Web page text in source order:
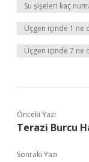
Su şişeleri kaç
Üçgen içinde 1 ne
Üçgen içinde 7 ne
Önceki Yazı
Terazi Burcu
Sonraki Yazı